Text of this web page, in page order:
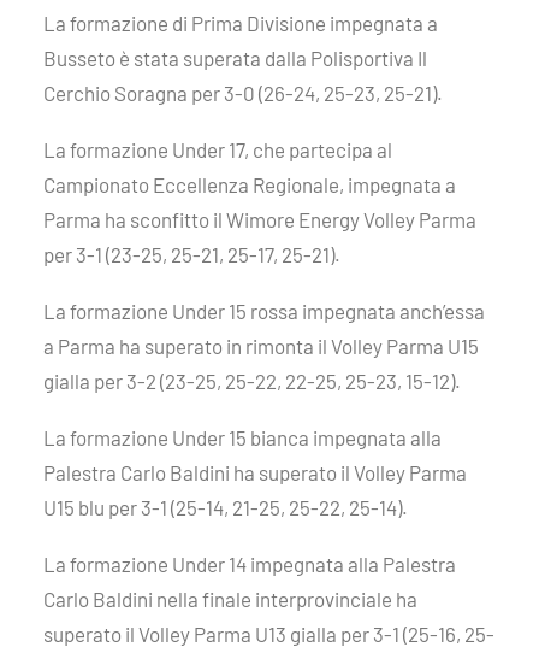
La formazione di Prima Divisione impegnata a
Busseto è stata superata dalla Polisportiva Il
Cerchio Soragna per 3-0 (26-24, 25-23, 25-21).
La formazione Under 17, che partecipa al
Campionato Eccellenza Regionale, impegnata a
Parma ha sconfitto il Wimore Energy Volley Parma
per 3-1 (23-25, 25-21, 25-17, 25-21).
La formazione Under 15 rossa impegnata anch’essa
a Parma ha superato in rimonta il Volley Parma U15
gialla per 3-2 (23-25, 25-22, 22-25, 25-23, 15-12).
La formazione Under 15 bianca impegnata alla
Palestra Carlo Baldini ha superato il Volley Parma
U15 blu per 3-1 (25-14, 21-25, 25-22, 25-14).
La formazione Under 14 impegnata alla Palestra
Carlo Baldini nella finale interprovinciale ha
superato il Volley Parma U13 gialla per 3-1 (25-16, 25-